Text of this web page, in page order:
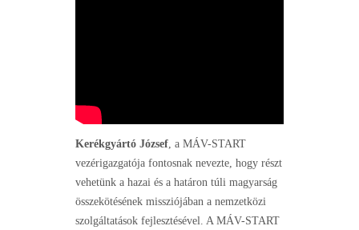
Kerékgyártó József, a MÁV-START
vezérigazgatója fontosnak nevezte, hogy részt
vehetünk a hazai és a határon túli magyarság
összekötésének missziójában a nemzetközi
szolgáltatások fejlesztésével. A MÁV-START